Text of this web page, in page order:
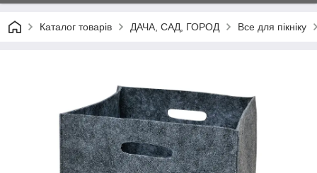
Каталог товарів ДАЧА, САД, ГОРОД Все для пікніку